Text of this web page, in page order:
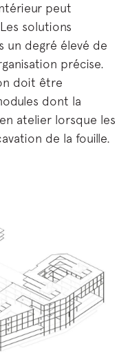
peut
solutions
un degré élevé de
précise.
doit être
dont la
atelier lorsque les
de la fouille.